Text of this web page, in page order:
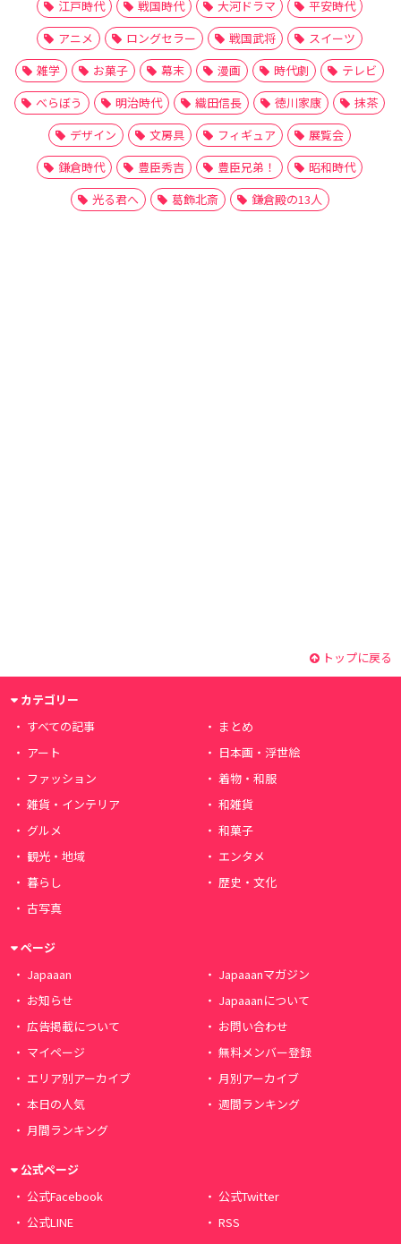
江戸時代 戦国時代 大河ドラマ
平安時代
アニメ
ロングセラー 戦国武将
スイーツ
雑学
お菓子 幕末 漫画 時代劇
テレビ
べらぼう
明治時代 織田信長 徳川家康
抹茶
デザイン
文房具 フィギュア
展覧会
鎌倉時代
豊臣秀吉 豊臣兄弟！
昭和時代
光る君へ
葛飾北斎 鎌倉殿の13人
トップに戻る
カテゴリー
すべての記事
まとめ
アート
日本画・浮世絵
ファッション
着物・和服
雑貨・インテリア
和雑貨
グルメ
和菓子
観光・地域
エンタメ
暮らし
歴史・文化
古写真
ページ
Japaaan
Japaaanマガジン
お知らせ
Japaaanについて
広告掲載について
お問い合わせ
マイページ
無料メンバー登録
エリア別アーカイブ
月別アーカイブ
本日の人気
週間ランキング
月間ランキング
公式ページ
公式Facebook
公式Twitter
公式LINE
RSS